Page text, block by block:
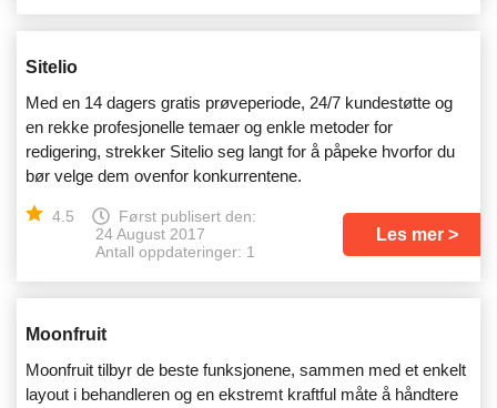
Sitelio
Med en 14 dagers gratis prøveperiode, 24/7 kundestøtte og
en rekke profesjonelle temaer og enkle metoder for
redigering, strekker Sitelio seg langt for å påpeke hvorfor du
bør velge dem ovenfor konkurrentene.
4.5
Først publisert den:
24 August 2017
Antall oppdateringer: 1
Les mer
Moonfruit
Moonfruit tilbyr de beste funksjonene, sammen med et enkelt
layout i behandleren og en ekstremt kraftful måte å håndtere